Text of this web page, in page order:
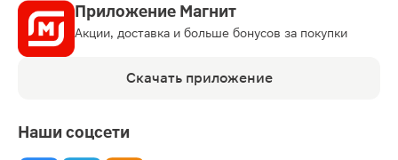
Приложение Магнит
Акции, доставка и больше бонусов за покупки
Скачать приложение
Наши соцсети